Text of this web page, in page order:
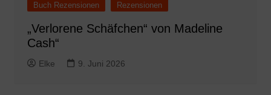
Buch Rezensionen Rezensionen
„Verlorene Schäfchen“ von Madeline
Cash“
Elke 9. Juni 2026